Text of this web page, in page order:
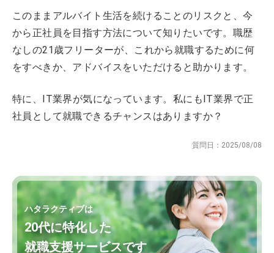
このままアルバイト生活を続けることのリスクと、今
から正社員を目指す方法について知りたいです。職歴
なしの21歳フリーターが、これから就職するために何
をすべきか、アドバイスをいただけると助かります。
特に、IT業界が気になっています。私にもIT業界で正
社員として就職できるチャンスはありますか？
質問日： 2025/08/08
ハタラクティブは
20代に特化した
就職支援サービスです